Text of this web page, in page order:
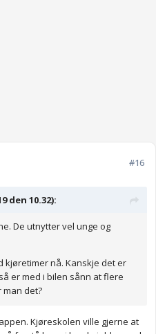
#16
den 10.32):
De utnytter vel unge og
kjøretimer nå. Kanskje det er
er med i bilen sånn at flere
man det?
Kjøreskolen ville gjerne at